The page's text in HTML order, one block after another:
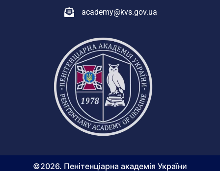
academy@kvs.gov.ua
©2026. Пенітенціарна академія України